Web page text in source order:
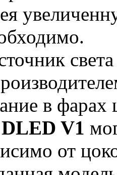
в
DLED V1
от